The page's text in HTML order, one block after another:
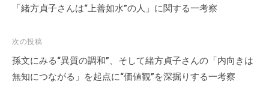
ナ
ゲ
ー
シ
「緒方貞子さんは“上善如水”の人」に関する一考察
次の投稿
孫文にみる“異質の調和”、そして緒方貞子さんの「内向きは
無知につながる」を起点に“価値観”を深掘りする一考察